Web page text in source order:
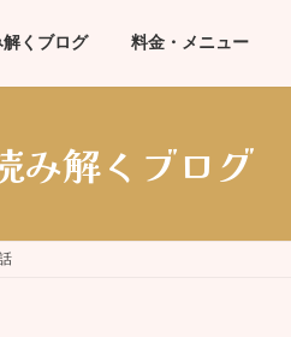
くブログ 料金・メニュー
み解くブログ